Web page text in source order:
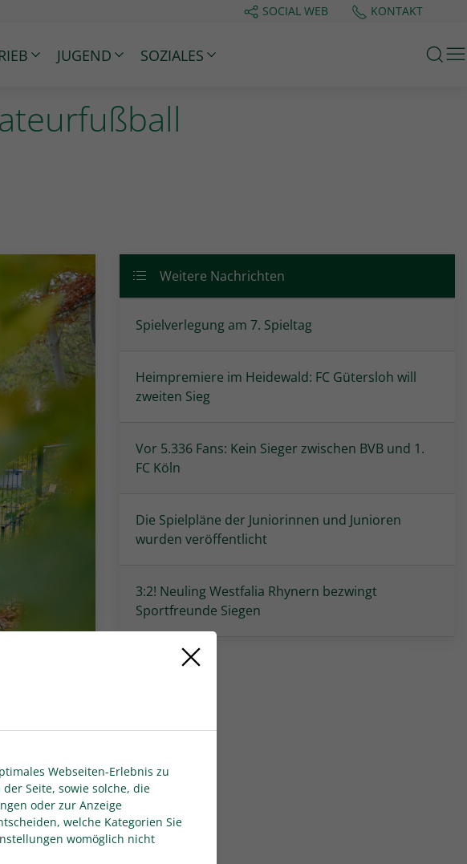
SOCIAL WEB KONTAKT
JUGEND SOZIALES
soll
Weitere Nachrichten
Spielverlegung am 7. Spieltag
Heimpremiere im Heidewald: FC Gütersloh will
zweiten Sieg
Vor 5.336 Fans: Kein Sieger zwischen BVB und 1.
FC Köln
Die Spielpläne der Juniorinnen und Junioren
wurden veröffentlicht
3:2! Neuling Westfalia Rhynern bezwingt
Sportfreunde Siegen
Webseiten-Erlebnis zu
Seite, sowie solche, die
oder zur Anzeige
welche Kategorien Sie
womöglich nicht